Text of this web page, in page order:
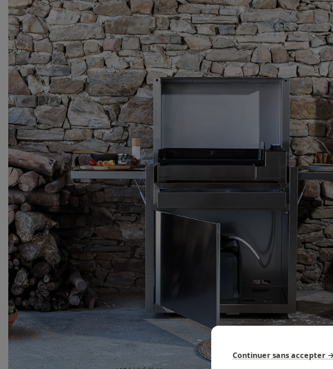
Continuer sans accepter